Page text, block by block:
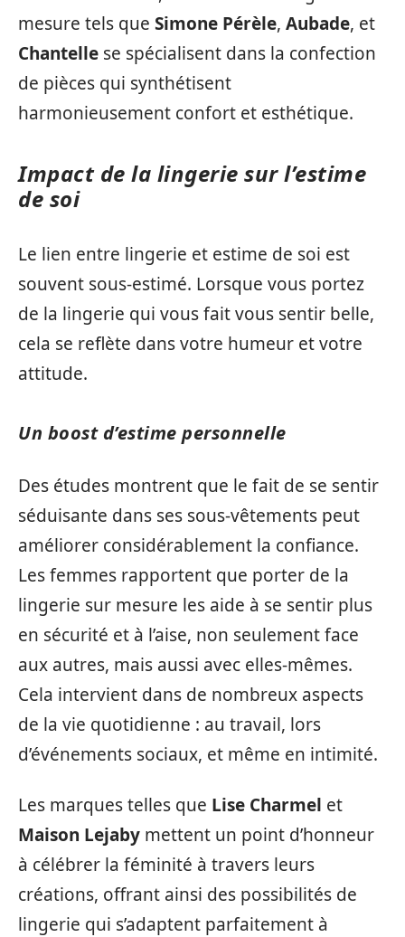
mesure tels que Simone Pérèle, Aubade, et
Chantelle se spécialisent dans la confection
de pièces qui synthétisent
harmonieusement confort et esthétique.
Impact de la lingerie sur l’estime
de soi
Le lien entre lingerie et estime de soi est
souvent sous-estimé. Lorsque vous portez
de la lingerie qui vous fait vous sentir belle,
cela se reflète dans votre humeur et votre
attitude.
Un boost d’estime personnelle
Des études montrent que le fait de se sentir
séduisante dans ses sous-vêtements peut
améliorer considérablement la confiance.
Les femmes rapportent que porter de la
lingerie sur mesure les aide à se sentir plus
en sécurité et à l’aise, non seulement face
aux autres, mais aussi avec elles-mêmes.
Cela intervient dans de nombreux aspects
de la vie quotidienne : au travail, lors
d’événements sociaux, et même en intimité.
Les marques telles que Lise Charmel et
Maison Lejaby mettent un point d’honneur
à célébrer la féminité à travers leurs
créations, offrant ainsi des possibilités de
lingerie qui s’adaptent parfaitement à